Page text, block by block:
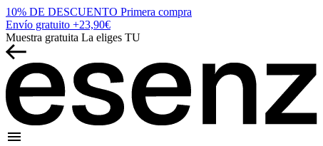
10% DE DESCUENTO Primera compra
Envío gratuito +23,90€
Muestra gratuita La eliges TU
menu